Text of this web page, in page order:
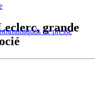
de presse
grande